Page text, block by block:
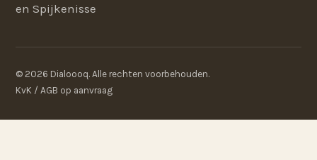
en Spijkenisse
© 2026 Dialoooq. Alle rechten voorbehouden.
KvK / AGB op aanvraag